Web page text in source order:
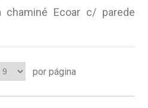
chaminé Ecoar c/ parede
por página